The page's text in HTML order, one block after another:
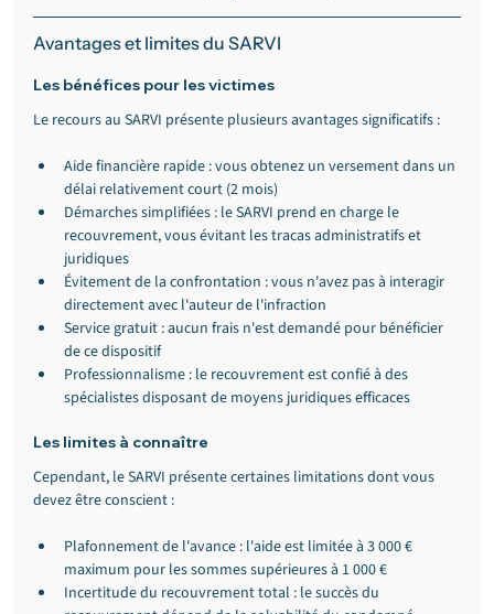
Avantages et limites du SARVI
Les bénéfices pour les victimes
Le recours au SARVI présente plusieurs avantages significatifs :
Aide financière rapide : vous obtenez un versement dans un
délai relativement court (2 mois)
Démarches simplifiées : le SARVI prend en charge le
recouvrement, vous évitant les tracas administratifs et
juridiques
Évitement de la confrontation : vous n'avez pas à interagir
directement avec l'auteur de l'infraction
Service gratuit : aucun frais n'est demandé pour bénéficier
de ce dispositif
Professionnalisme : le recouvrement est confié à des
spécialistes disposant de moyens juridiques efficaces
Les limites à connaître
Cependant, le SARVI présente certaines limitations dont vous
devez être conscient :
Plafonnement de l'avance : l'aide est limitée à 3 000 €
maximum pour les sommes supérieures à 1 000 €
Incertitude du recouvrement total : le succès du